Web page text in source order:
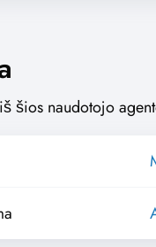
šios naudotojo